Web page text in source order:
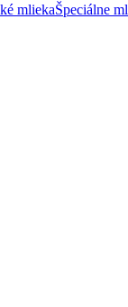
mliekaŠpeciálne